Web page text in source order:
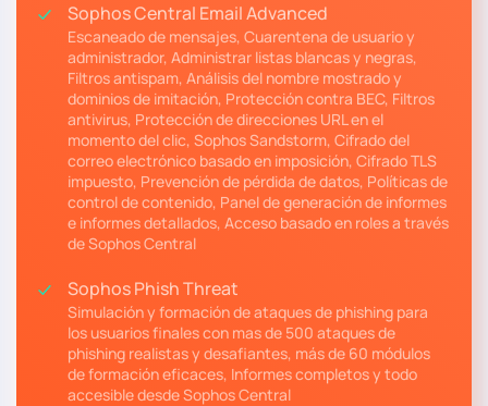
Sophos Central Email Advanced
Escaneado de mensajes, Cuarentena de usuario y
administrador, Administrar listas blancas y negras,
Filtros antispam, Análisis del nombre mostrado y
dominios de imitación, Protección contra BEC, Filtros
antivirus, Protección de direcciones URL en el
momento del clic, Sophos Sandstorm, Cifrado del
correo electrónico basado en imposición, Cifrado TLS
impuesto, Prevención de pérdida de datos, Políticas de
control de contenido, Panel de generación de informes
e informes detallados, Acceso basado en roles a través
de Sophos Central
Sophos Phish Threat
Simulación y formación de ataques de phishing para
los usuarios finales con mas de 500 ataques de
phishing realistas y desafiantes, más de 60 módulos
de formación eficaces, Informes completos y todo
accesible desde Sophos Central